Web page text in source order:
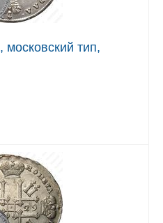
московский тип,